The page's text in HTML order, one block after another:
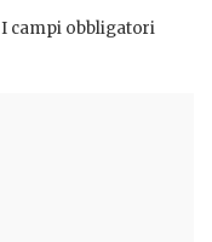
I campi obbligatori